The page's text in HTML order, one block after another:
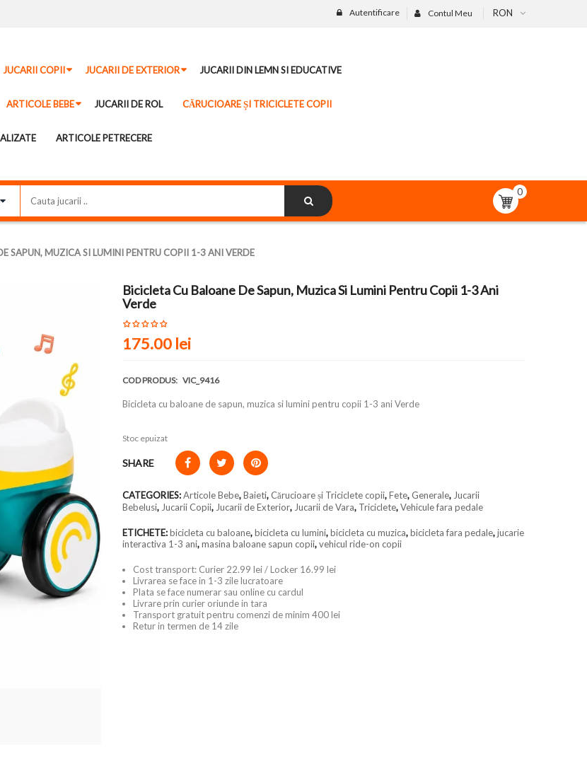
RON
Contul Meu
Autentificare
JUCARII COPII JUCARII DE EXTERIOR JUCARII DIN LEMN SI EDUCATIVE
ARTICOLE BEBE JUCARII DE ROL CĂRUCIOARE ȘI TRICICLETE COPII
ARTICOLE PETRECERE
0
SAPUN, MUZICA SI LUMINI PENTRU COPII 1-3 ANI VERDE
Bicicleta Cu Baloane De Sapun, Muzica Si Lumini Pentru Copii 1-3 Ani
Verde
175.00 lei
COD PRODUS: VIC_9416
Bicicleta cu baloane de sapun, muzica si lumini pentru copii 1-3 ani Verde
Stoc epuizat
SHARE
CATEGORIES:Articole Bebe,Baieti,Cărucioare și Triciclete copii,Fete, Generale, Jucarii
Bebelusi, Jucarii Copii, Jucarii de Exterior, Jucarii de Vara, Triciclete,Vehicule fara pedale
ETICHETE:bicicleta cu baloane,bicicleta cu lumini,bicicleta cu muzica,bicicleta fara pedale,jucarie
interactiva 1-3 ani,masina baloane sapun copii,vehicul ride-on copii
Cost transport: Curier 22.99 lei / Locker 16.99 lei
Livrarea se face in 1-3 zile lucratoare
Plata se face numerar sau online cu cardul
Livrare prin curier oriunde in tara
Transport gratuit pentru comenzi de minim 400 lei
Retur in termen de 14 zile